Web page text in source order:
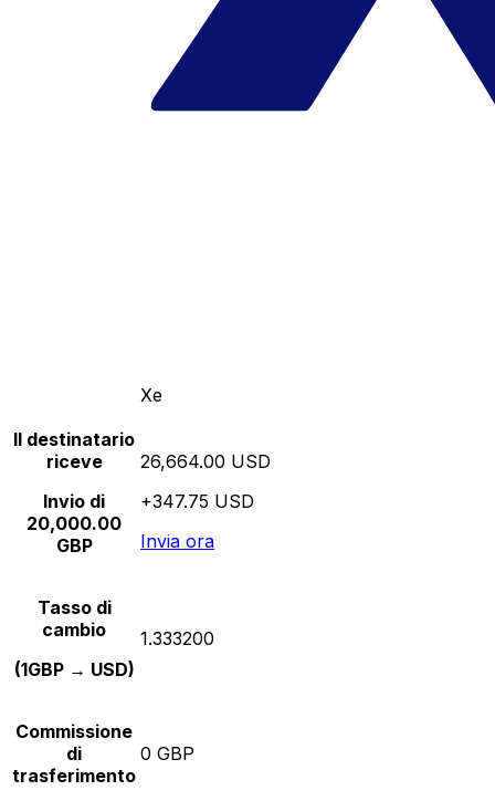
Xe
Il destinatario
riceve
Invio di
20,000.00
GBP
26,664.00 USD
+347.75 USD
Invia ora
Tasso di
cambio
(1GBP → USD)
1.333200
Commissione
di
trasferimento
0 GBP